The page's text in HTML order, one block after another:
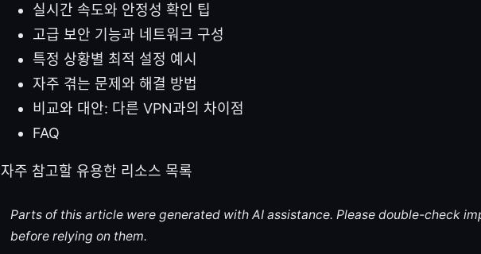
실시간 속도와 안정성 확인 팁
고급 보안 기능과 네트워크 구성
특정 상황별 최적 설정 예시
자주 겪는 문제와 해결 방법
비교와 대안: 다른 VPN과의 차이점
FAQ
자주 참고할 유용한 리소스 목록
Parts of this article were generated with AI assistance. Please double-check
before relying on them.